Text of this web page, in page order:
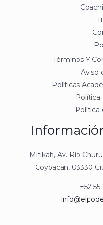
Términos Y
Aviso
Políticas
Política
Política
Mitikah, Av. Río
Coyoacán, 03330
+52